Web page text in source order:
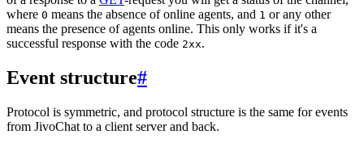
where 0 means the absence of online agents, and 1 or any other
means the presence of agents online. This only works if it's a
successful response with the code 2xx.
Event structure#
Protocol is symmetric, and protocol structure is the same for events
from JivoChat to a client server and back.